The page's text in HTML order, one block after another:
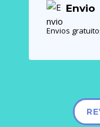
Envio
Envios